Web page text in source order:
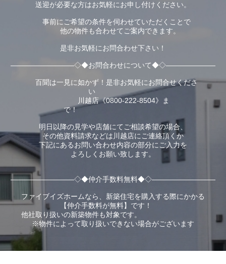
送迎が必要な方はお気軽にお申し付けください。
事前にご希望の条件を伺わせていただくことで
他の物件も合わせてご案内できます。
是非お気軽にお問合わせ下さい！
―――――――――◇◆お問合わせについて◆◇―――――――
百聞は一見に如かず！是非お気軽にお問合せくださ
い
川越店《0800-222-8504》ま
で！
明日以降の見学や店舗にてご相談希望の場合、
その他資料請求などは川越店にご連絡頂くか
下記にあるお問い合わせ内容の部分にご入力を
よろしくお願い致します。
―――――――――◇◆仲介手数料無料◆◇―――――――――
ファイブイズホームなら、新築住宅を購入する際にかかる
【仲介手数料が無料】です！
他社取り扱いの新築物件も対象です。
※物件によって取り扱いできない場合がございます